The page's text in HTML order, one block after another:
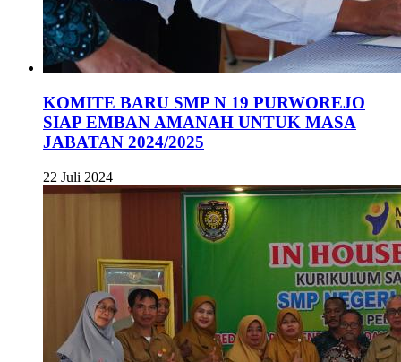
KOMITE BARU SMP N 19 PURWOREJO
SIAP EMBAN AMANAH UNTUK MASA
JABATAN 2024/2025
22 Juli 2024